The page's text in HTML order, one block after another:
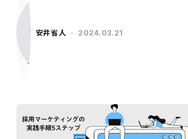
安井省人 2024.03.21